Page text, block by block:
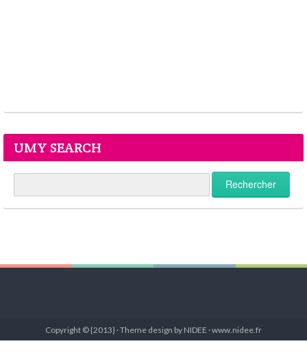
UMY SEARCH
Copyright © {2013} · Theme design by NIDEE · www.nidee.fr